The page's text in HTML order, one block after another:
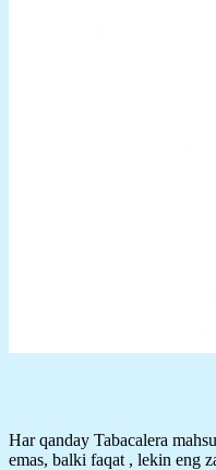
Har qanday Tabacalera
emas, balki faqat , lekin eng